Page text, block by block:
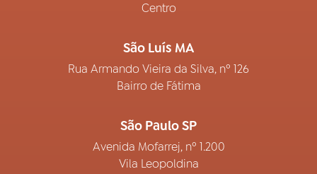
Centro
São Luís MA
Rua Armando Vieira da Silva, nº 126
Bairro de Fátima
São Paulo SP
Avenida Mofarrej, nº 1.200
Vila Leopoldina